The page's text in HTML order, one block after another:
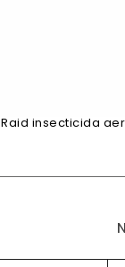
Raid insecticida